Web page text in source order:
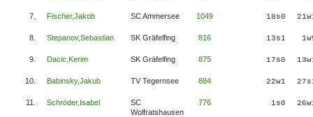
7. Fischer,Jakob SC Ammersee 1049 18s0
8. Stepanov,Sebastian SK Gräfelfing 816 13s1
9. Dacic,Kerim SK Gräfelfing 875 17s0
10. Babinsky,Jakub TV Tegernsee 884 22w1
11. Schröder,Isabel
SC
Wolfratshausen
776 1s0